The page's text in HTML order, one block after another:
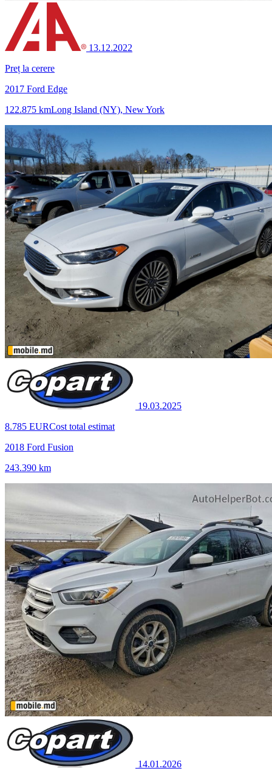
13.12.2022
Preț la cerere
2017 Ford Edge
122.875 kmLong Island (NY), New York
19.03.2025
8.785 EURCost total estimat
2018 Ford Fusion
243.390 km
14.01.2026